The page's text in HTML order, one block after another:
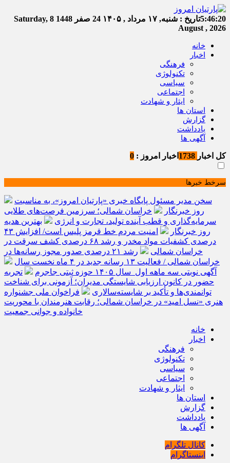
5:46:21تاریخ : شنبه, ۱۷ مرداد , ۱۴۰۵ 24 صفر 1448
Saturday, 8
August , 2026
خانه
اخبار
فرهنگی
تکنولوژی
سیاسی
اجتماعی
ایثار و شهادت
استان ها
گزارش
یادداشت
آگهی ها
کل اخبار اخبار امروز : 0
سرخط خبرها
سخن مدیر مسئول پایگاه خبری «پارتیان امروز»، به مناسبت
روز خبرنگار
خراسان شمالی؛ سرزمین فرصت‌های طلایی
سرمایه‌گذاری و قطب آینده تولید، تجارت و انرژی
بهترین هدیه
روز خبرنگار
امنیت مردم خط قرمز پلیس است/ افزایش ۴۳
درصدی کشفیات مواد مخدر و رشد ۶۸ درصدی کشف سرقت در
خراسان شمالی
رشد ۲۱ درصدی صدور مجوز رسانه‌ها در
خراسان شمالی / فعالیت ۱۳ رسانه جدید در ۴ ماه نخست سال
آگهی نوبتی سه ماهه اول سال ۱۴۰۵ حوزه ثبتی جاجرم
تجربه
حضور در کانون ارزیابی شایستگی مدیران؛ آزمونی برای شناخت
توانمندی‌ها و تأکید بر شایسته‌سالاری
فراخوان ملی جشنواره
هنری «نسل امید» در خراسان شمالی؛ رقابت هنرمندان با محوریت
خانواده و جوانی جمعیت
خانه
اخبار
فرهنگی
تکنولوژی
سیاسی
اجتماعی
ایثار و شهادت
استان ها
گزارش
یادداشت
آگهی ها
کانال تلگرام
اینستاگرام